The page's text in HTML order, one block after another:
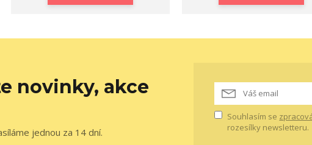
novinky, akce
jednou za 14 dní.
Souhlasím se
rozesílky newsletteru.